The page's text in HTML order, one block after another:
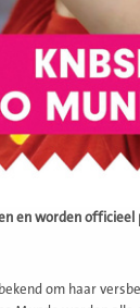
en worden officieel
om haar